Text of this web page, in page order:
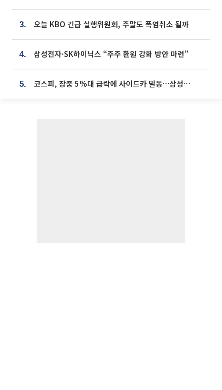
3. 오늘 KBO 긴급 실행위원회, 주말도 폭염취소 될까
4. 삼성전자·SK하이닉스 “주주 환원 강화 방안 마련”
5. 코스피, 장중 5%대 급락에 사이드카 발동…삼성·SK 동반 폭락